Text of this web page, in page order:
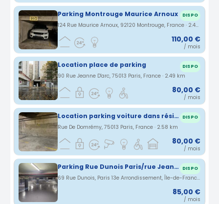
Parking Montrouge Maurice Arnoux DISPO
124 Rue Maurice Arnoux, 92120 Montrouge, France · 2.48 km
110,00 €
/ mois
Location place de parking DISPO
90 Rue Jeanne D'arc, 75013 Paris, France · 2.49 km
80,00 €
/ mois
Location parking voiture dans résidence, Paris 13 près Place d'Italie DISPO
Rue De Domrémy, 75013 Paris, France · 2.58 km
80,00 €
/ mois
Parking Rue Dunois Paris/rue Jeanne D'arc DISPO
69 Rue Dunois, Paris 13e Arrondissement, Île-de-France, France · 2.58 km
85,00 €
/ mois